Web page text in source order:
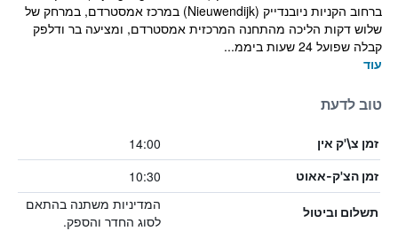
ברחוב הקניות ניובנדייק (Nieuwendijk) במרכז אמסטרדם, במרחק של
שלוש דקות הליכה מהתחנה המרכזית אמסטרדם, ומציעה בר ודלפק
קבלה שפועל 24 שעות ביממ...
עוד
טוב לדעת
זמן צ\'ק אין 14:00
זמן הצ'ק-אאוט 10:30
תשלום וביטול
המדיניות משתנה בהתאם
לסוג החדר והספק.